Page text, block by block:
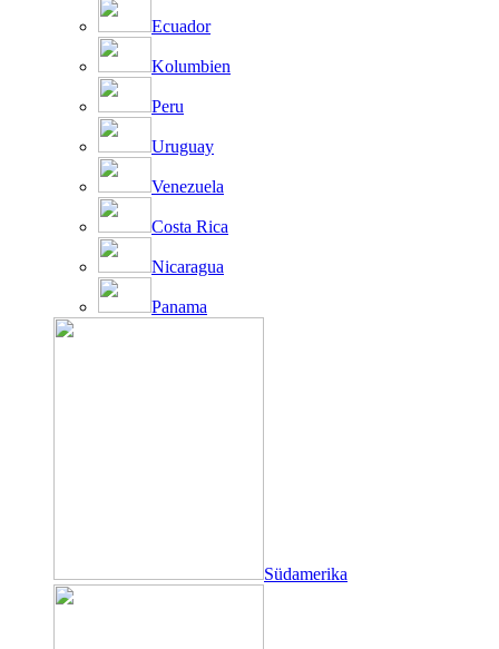
Ecuador
Kolumbien
Peru
Uruguay
Venezuela
Costa Rica
Nicaragua
Panama
Südamerika